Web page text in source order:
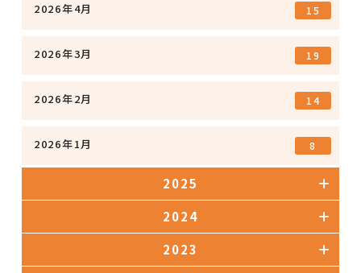
2026年4月 15
2026年3月 19
2026年2月 14
2026年1月 8
2025
2024
2023